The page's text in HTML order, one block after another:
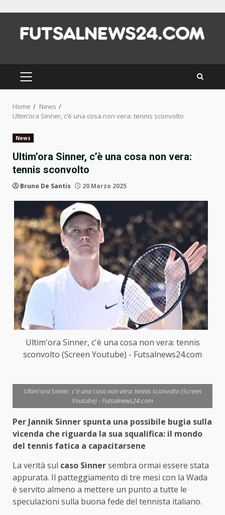
content
PRIMARY
MENU
Home
News
Ultim’ora Sinner, c’è una cosa non vera: tennis sconvolto
News
Ultim’ora Sinner, c’è una cosa non vera:
tennis sconvolto
Bruno De Santis 20 Marzo 2025
Ultim'ora Sinner, c'è una cosa non vera: tennis
sconvolto (Screen Youtube) - Futsalnews24.com
Ultim'ora Sinner, c'è una cosa non vera: tennis sconvolto (Screen
Youtube) - Futsalnews24.com
Per Jannik Sinner spunta una possibile bugia sulla
vicenda che riguarda la sua squalifica: il mondo
del tennis fatica a capacitarsene
La verità sul caso Sinnersembra ormai essere stata
appurata. Il patteggiamento di tre mesi con la Wada
è servito almeno a mettere un punto a tutte le
speculazioni sulla buona fede del tennista italiano.